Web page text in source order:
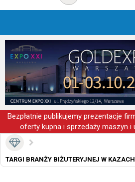
Bezpłatnie publikujemy prezentacje
oferty kupna i sprzedaży maszyn i
TARGI BRANŻY BIŻUTERYJNEJ W